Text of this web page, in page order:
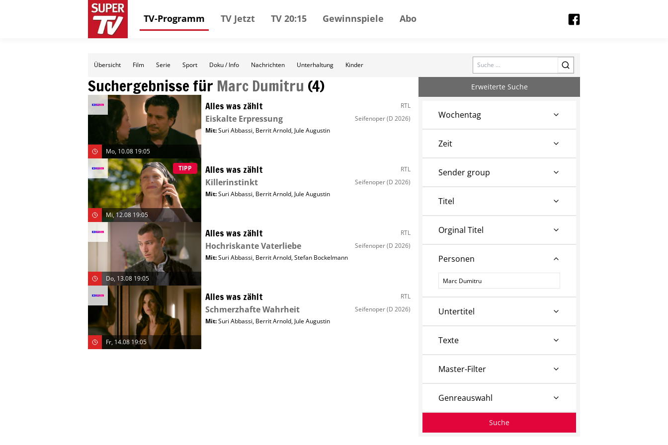
TV-Programm TV Jetzt TV 20:15 Gewinnspiele Abo
Übersicht Film Serie Sport Doku / Info Nachrichten Unterhaltung Kinder Search
Suchergebnisse für Marc Dumitru (4)
Mo, 10.08 19:05
Alles was zählt RTL
Eiskalte Erpressung Seifenoper(D 2026)
Mit:Suri Abbassi, Berrit Arnold, Jule Augustin
TIPP
Mi, 12.08 19:05
Alles was zählt RTL
Killerinstinkt Seifenoper(D 2026)
Mit:Suri Abbassi, Berrit Arnold, Jule Augustin
Do, 13.08 19:05
Alles was zählt RTL
Hochriskante Vaterliebe Seifenoper(D 2026)
Mit:Suri Abbassi, Berrit Arnold,Stefan Bockelmann
Fr, 14.08 19:05
Alles was zählt RTL
Schmerzhafte Wahrheit Seifenoper(D 2026)
Mit:Suri Abbassi, Berrit Arnold, Jule Augustin
Erweiterte Suche
Wochentag
Zeit
Sender group
Titel
Orginal Titel
Personen
Personen
Untertitel
Texte
Master-Filter
Genreauswahl
Suche